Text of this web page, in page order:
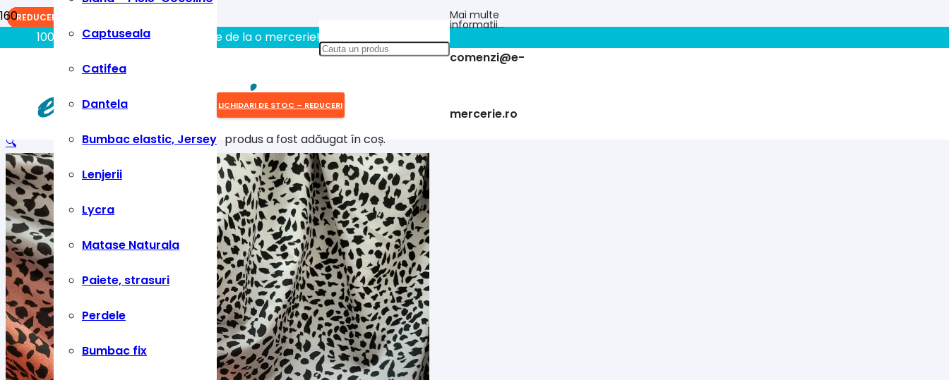
100% aici gasiti tot ce aveti nevoie de la o mercerie!!
Mai multe
informatii…
comenzi@e-
mercerie.ro
Captuseala
Catifea
Dantela
Bumbac elastic, Jersey
Lenjerii
Lycra
Matase Naturala
Paiete, strasuri
Perdele
Bumbac fix
LICHIDARI DE STOC – REDUCERI
produsa fost adăugat în coș.
🔍
REDUCERI!
REDUCERI!
REDUCERI!